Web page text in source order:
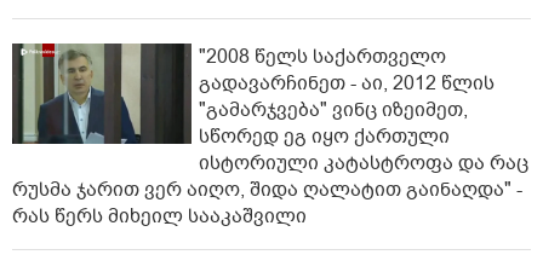
"2008 წელს საქართველო
გადავარჩინეთ - აი, 2012 წლის
"გამარჯვება" ვინც იზეიმეთ,
სწორედ ეგ იყო ქართული
ისტორიული კატასტროფა და რაც
რუსმა ჯარით ვერ აიღო, შიდა ღალატით გაინაღდა" -
რას წერს მიხეილ სააკაშვილი